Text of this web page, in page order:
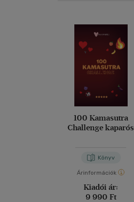
100 Kamasutra
Challenge kaparós
Könyv
Árinformációk
Kiadói ár:
9 990 Ft